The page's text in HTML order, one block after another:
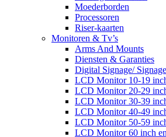
Moederborden
Processoren
Riser-kaarten
Monitoren & Tv’s
Arms And Mounts
Diensten & Garanties
Digital Signage/
LCD Monitor 10-19
LCD Monitor 20-29
LCD Monitor 30-39
LCD Monitor 40-49
LCD Monitor 50-59
LCD Monitor 60 inch